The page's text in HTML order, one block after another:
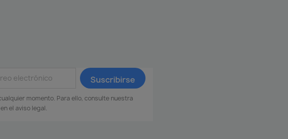
momento. Para ello, consulte nuestra
el aviso legal.